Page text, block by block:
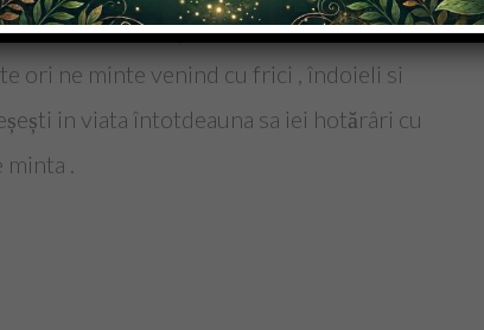
De mic căsătorește-te sau de mic
ori ne minte venind cu frici , îndoieli si
in viata întotdeauna sa iei hotărâri cu
minta .